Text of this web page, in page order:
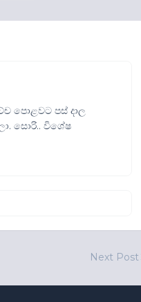
පොළවට පස් දාල
සොරි.. විශේෂ
Next Post